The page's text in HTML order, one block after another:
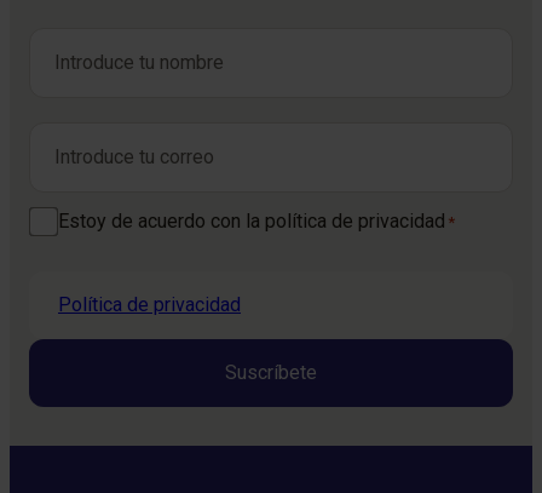
Consentimiento *
Estoy de acuerdo con la política de privacidad *
Política de privacidad